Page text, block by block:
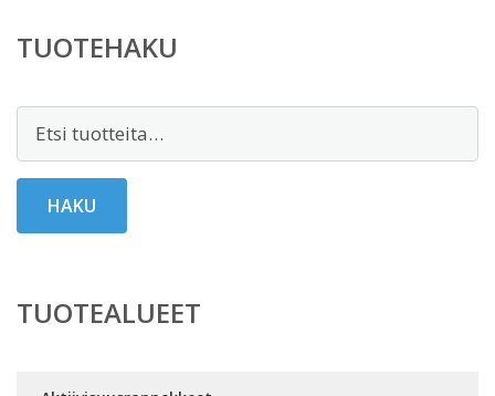
TUOTEHAKU
Etsi:
HAKU
TUOTEALUEET